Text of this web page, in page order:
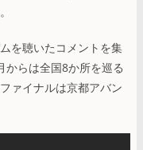
を聴いたコメントを集
からは全国8か所を巡る
ァイナルは京都アバン